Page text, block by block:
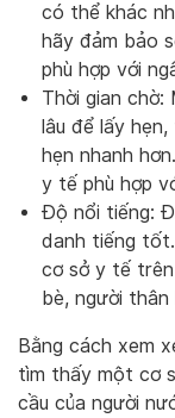
có thể khác
hãy đảm bảo
phù hợp với
Thời gian
lâu để lấy
hẹn nhanh
y tế phù hợp
Độ nổi tiếng:
danh tiếng
cơ sở y tế
bè, người
Bằng cách xem
tìm thấy một cơ
cầu của người